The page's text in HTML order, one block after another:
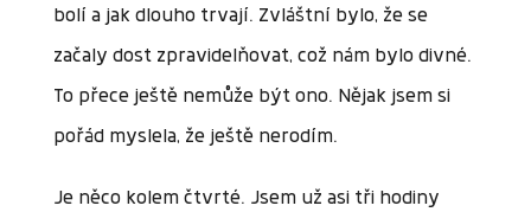
bolí a jak dlouho trvají. Zvláštní bylo, že se
začaly dost zpravidelňovat, což nám bylo divné.
To přece ještě nemůže být ono. Nějak jsem si
pořád myslela, že ještě nerodím.
Je něco kolem čtvrté. Jsem už asi tři hodiny